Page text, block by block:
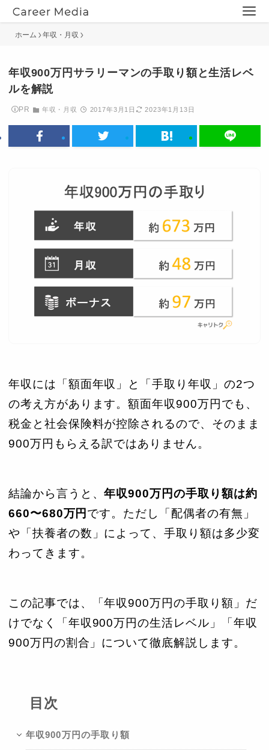
ホーム 年収・月収
年収900万円サラリーマンの手取り額と生活レベ
ルを解説
PR 年収・月収 2017年3月1日 2023年1月13日
年収には「額面年収」と「手取り年収」の2つ
の考え方があります。額面年収900万円でも、
税金と社会保険料が控除されるので、そのまま
900万円もらえる訳ではありません。
結論から言うと、年収900万円の手取り額は約
660〜680万円 です。ただし「配偶者の有無」
や「扶養者の数」によって、手取り額は多少変
わってきます。
この記事では、「年収900万円の手取り額」だ
けでなく「年収900万円の生活レベル」「年収
900万円の割合」について徹底解説します。
目次
年収900万円の手取り額